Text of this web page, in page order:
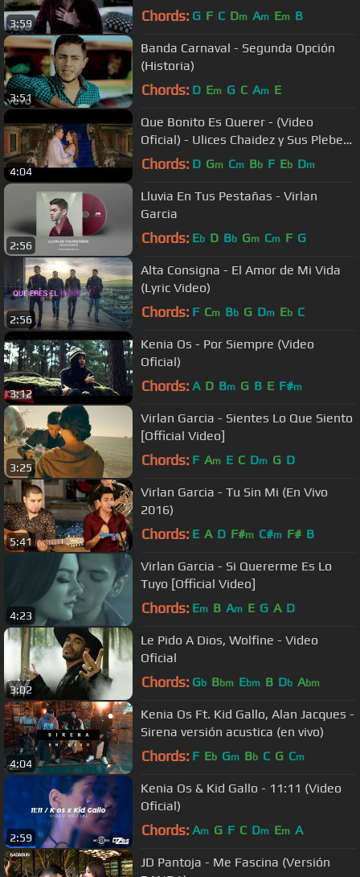
3:59 Chords: G F C Dm Am Em B
3:51
Banda Carnaval - Segunda Opción
(Historia)
Chords: D Em G C Am E
4:04
Que Bonito Es Querer - (Video
Oficial) - Ulices Chaidez y Sus Plebes
- DEL Records 2018
Chords: D Gm Cm Bb F Eb Dm
2:56
Lluvia En Tus Pestañas - Virlan
Garcia
Chords: Eb D Bb Gm Cm F G
2:56
Alta Consigna - El Amor de Mi Vida
(Lyric Video)
Chords: F Cm Bb G Dm Eb C
3:12
Kenia Os - Por Siempre (Video
Oficial)
Chords: A D Bm G B E F#m
3:25
Virlan Garcia - Sientes Lo Que Siento
[Official Video]
Chords: F Am E C Dm G D
5:41
Virlan Garcia - Tu Sin Mi (En Vivo
2016)
Chords: E A D F#m C#m F# B
4:23
Virlan Garcia - Si Quererme Es Lo
Tuyo [Official Video]
Chords: Em B Am E G A D
3:02
Le Pido A Dios, Wolfine - Video
Oficial
Chords: Gb Bbm Ebm B Db Abm
4:04
Kenia Os Ft. Kid Gallo, Alan Jacques -
Sirena versión acustica (en vivo)
Chords: F Eb Gm Bb C G Cm
2:59
Kenia Os & Kid Gallo - 11:11 (Video
Oficial)
Chords: Am G F C Dm Em A
JD Pantoja - Me Fascina (Versión